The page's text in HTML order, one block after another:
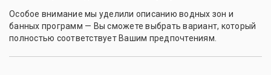
Особое внимание мы уделили описанию водных зон и
банных программ — Вы сможете выбрать вариант, который
полностью соответствует Вашим предпочтениям.